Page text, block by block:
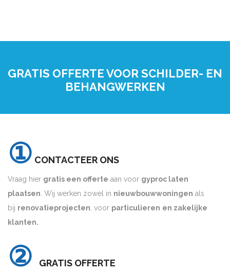
GRATIS OFFERTE VOOR SCHILDER- EN
BEHANGWERKEN
① CONTACTEER ONS
Vraag hier gratis een offerte aan voor gyproc laten
plaatsen. Wij werken zowel in nieuwbouwwoningen als
bij renovatieprojecten, voor particulieren en zakelijke
klanten.
② GRATIS OFFERTE